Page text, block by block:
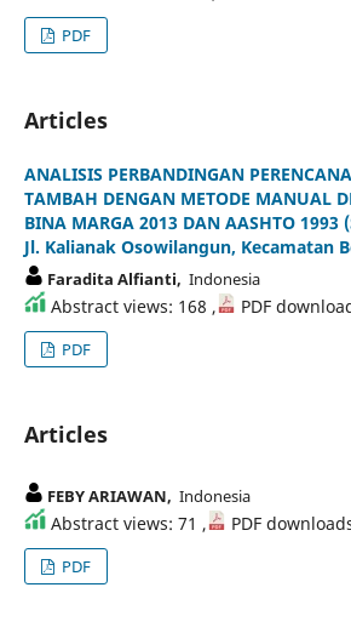
PDF
Articles
ANALISIS PERBANDINGAN
TAMBAH DENGAN METODE MANUAL
BINA MARGA 2013 DAN AASHTO 1993
Jl. Kalianak Osowilangun, Kecamatan
Faradita Alfianti, Indonesia
Abstract views: 168 , PDF
PDF
Articles
FEBY ARIAWAN, Indonesia
Abstract views: 71 , PDF
PDF